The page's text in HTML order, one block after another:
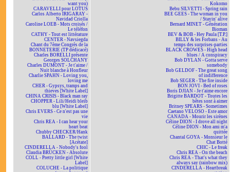
want you)
CARAVELLI pour LOTUS
Carlos Alberto IRIGARAY -
Navidad Criolla
Caroline LOEB - Mots croisés /
Le téléfon
CATHY - Tout est littérature
CENTER - Navsiegda
Chant du 7ème Congrès de la
BONNETERIE (TP dédicacé)
Charles BORELLI présente
Georges SOLCHANY
Charles DUMONT - Je t'aime /
Nuit blanche à Honfleur
Charlie SPAHN - Loving you,
loving me
CHER - Gypsys, tramps and
thieves [White Label]
CHINA CRISIS - Black man ray
CHOPPER - Lili/Heidi bleib
blu [White Label]
Chris EVERS - Ce n'est pas une
vie
Chris REA - I can hear your
heart beat
Chubby CHECKER/Hank
BALLARD - The twist
[Acétate]
CINDERELLA - Nobody's fool
Claudia BRÜCKEN - Absolute
COLL - Pretty little girl [White
Label]
COLUCHE - La politique
Kokomo
Bebu SILVETTI - Spring rain
BEE GEES - The woman in you
/ Stayin' alive
Bernard MINET - Génération
Bioman
BEV & BOB - Hey Paula [T.P.]
BILLY & les Forbans - Au
temps des surprises-parties
BLACK CROWES - High head
blues / A conspiracy
Bob DYLAN - Gotta serve
somebody
Bob GELDOF - The great song
of indifference
Bob SEGER - The fire inside
BON JOVI - Bed of roses
Boris DJIAN - Je t'aime encore
Brigitte BARDOT - Toutes les
bêtes sont à aimer
Britney SPEARS - Sometimes
Caetano VELOSO - Este amor
CANADA - Mourir les sirènes
Céline DION - I drove all night
Céline DION - Mon ami m'a
quittée
Chantal GOYA - Monsieur le
Chat Botté
CHIC - Le freak
Chris REA - On the beach
Chris REA - That's what they
always say (rainbow mix)
CINDERELLA - Heartbreak